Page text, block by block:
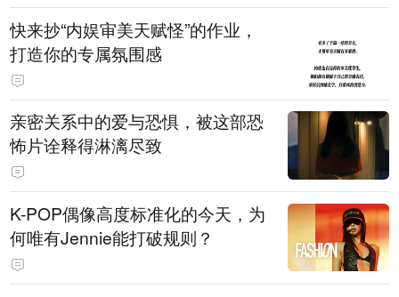
快来抄“内娱审美天赋怪”的作业，
打造你的专属氛围感
亲密关系中的爱与恐惧，被这部恐
怖片诠释得淋漓尽致
K-POP偶像高度标准化的今天，为
何唯有Jennie能打破规则？